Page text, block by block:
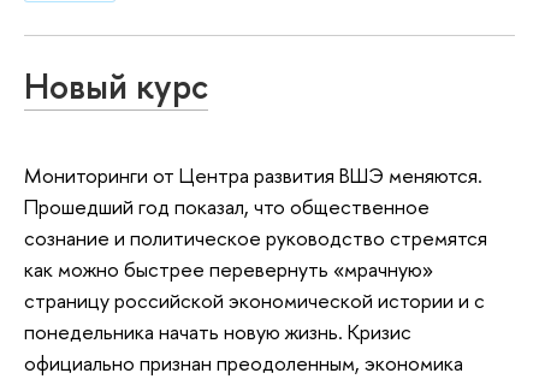
Новый курс
Мониторинги от Центра развития ВШЭ меняются.
Прошедший год показал, что общественное
сознание и политическое руководство стремятся
как можно быстрее перевернуть «мрачную»
страницу российской экономической истории и с
понедельника начать новую жизнь. Кризис
официально признан преодоленным, экономика